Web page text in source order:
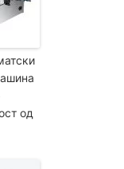
од